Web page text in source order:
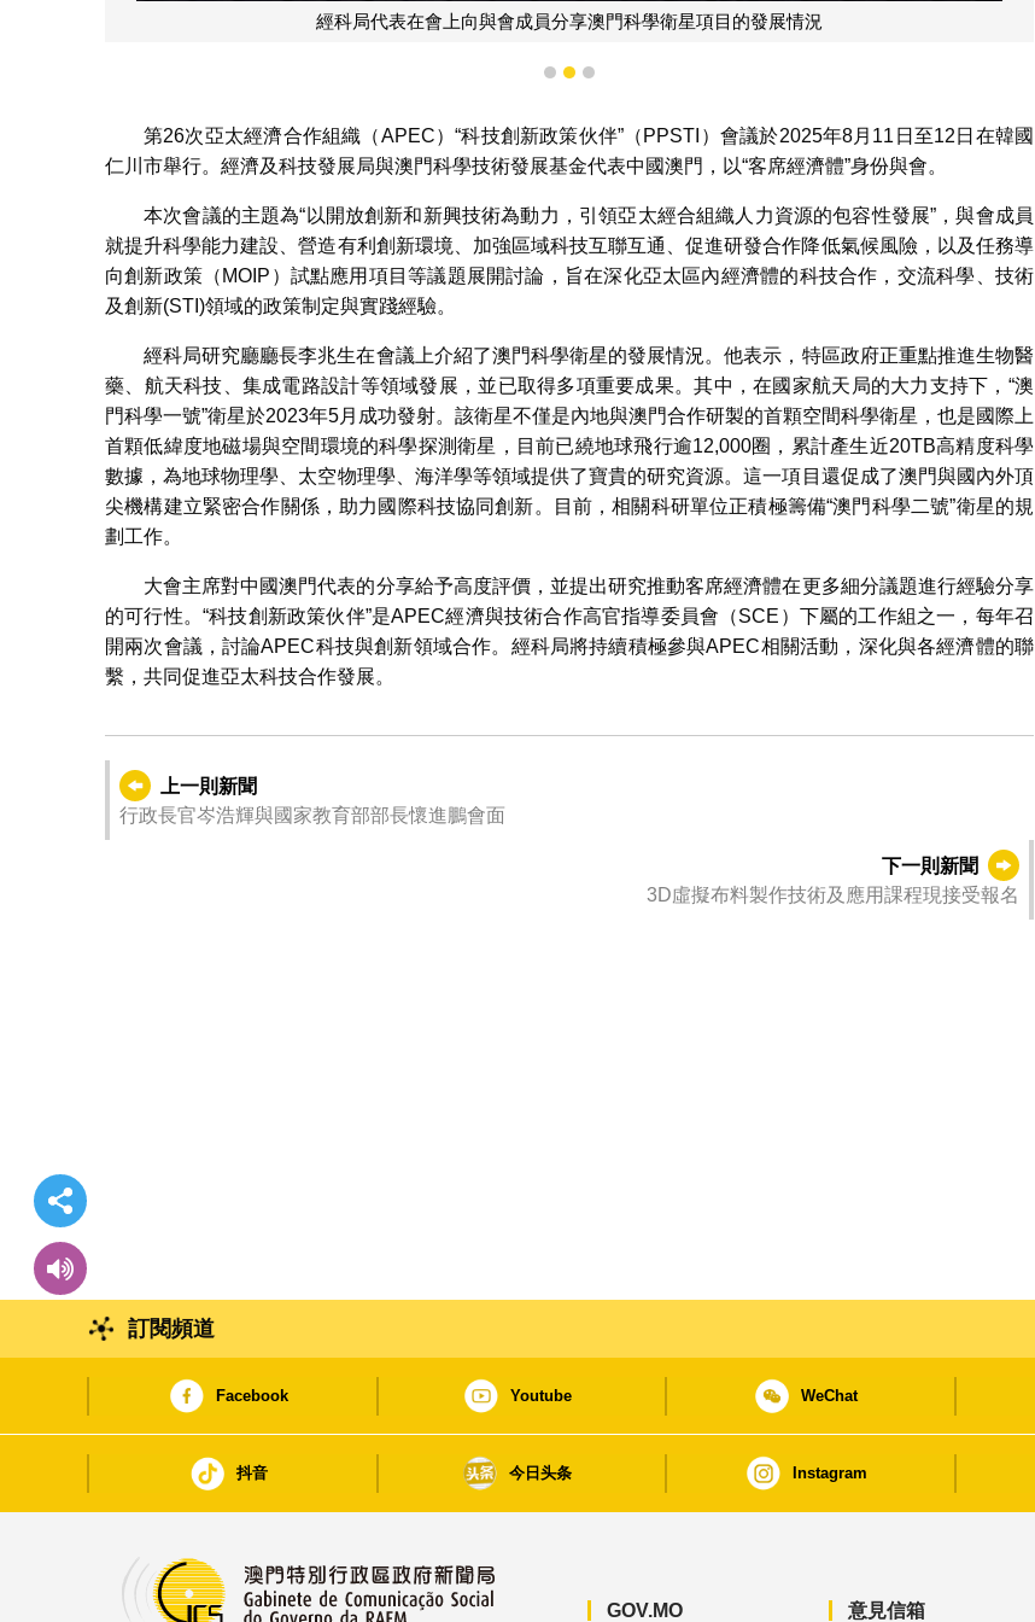
經科局代表在會上向與會成員分享澳門科學衛星項目的發展情況
1 2 3
第26次亞太經濟合作組織（APEC）“科技創新政策伙伴”（PPSTI）會議於2025年8月11日至12日在韓國
仁川市舉行。經濟及科技發展局與澳門科學技術發展基金代表中國澳門，以“客席經濟體”身份與會。
本次會議的主題為“以開放創新和新興技術為動力，引領亞太經合組織人力資源的包容性發展”，與會成員
就提升科學能力建設、營造有利創新環境、加強區域科技互聯互通、促進研發合作降低氣候風險，以及​​任務導
向創新政策（MOIP）試點應用項目等議題展開討論，旨在深化亞太區內經濟體的科技合作，交流科學、技術
及創新(STI)領域的政策制定與實踐經驗。
經科局研究廳廳長李兆生在會議上介紹了澳門科學衛星的發展情況。他表示，特區政府正重點推進生物醫
藥、航天科技、集成電路設計等領域發展，並已取得多項重要成果。其中，在國家航天局的大力支持下，“澳
門科學一號”衛星於2023年5月成功發射。該衛星不僅是內地與澳門合作研製的首顆空間科學衛星，也是國際上
首顆低緯度地磁場與空間環境的科學探測衛星，目前已繞地球飛行逾12,000圈，累計產生近20TB高精度科學
數據，為地球物理學、太空物理學、海洋學等領域提供了寶貴的研究資源。這一項目還促成了澳門與國內外頂
尖機構建立緊密合作關係，助力國際科技協同創新。目前，相關科研單位正積極籌備“澳門科學二號”衛星的規
劃工作。
大會主席對中國澳門代表的分享給予高度評價，並提出研究推動客席經濟體在更多細分議題進行經驗分享
的可行性。“科技創新政策伙伴”是APEC經濟與技術合作高官指導委員會（SCE）下屬的工作組之一，每年召
開兩次會議，討論APEC科技與創新領域合作。經科局將持續積極參與APEC相關活動，深化與各經濟體的聯
繫，共同促進亞太科技合作發展。
上一則新聞
行政長官岑浩輝與國家教育部部長懷進鵬會面
下一則新聞
3D虛擬布料製作技術及應用課程現接受報名
訂閱頻道
Facebook Youtube WeChat
抖音 今日头条 Instagram
GOV.MO 意見信箱